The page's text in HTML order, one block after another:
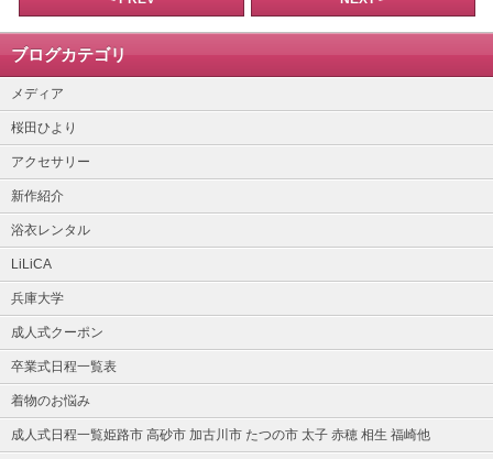
ブログカテゴリ
メディア
桜田ひより
アクセサリー
新作紹介
浴衣レンタル
LiLiCA
兵庫大学
成人式クーポン
卒業式日程一覧表
着物のお悩み
成人式日程一覧姫路市 高砂市 加古川市 たつの市 太子 赤穂 相生 福崎他